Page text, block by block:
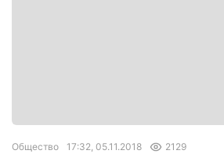
Общество 17:32, 05.11.2018 2129